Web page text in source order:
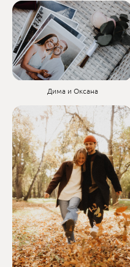
Дима и Оксана